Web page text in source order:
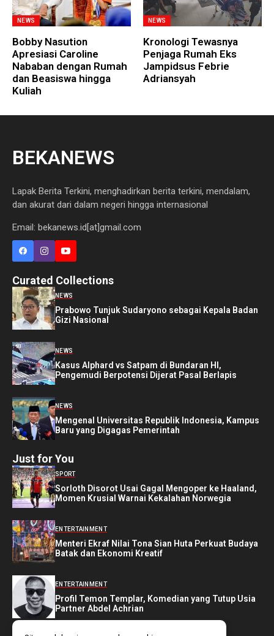
NEWS
Bobby Nasution
Apresiasi Caroline
Nababan dengan Rumah
dan Beasiswa hingga
Kuliah
NEWS
Kronologi Tewasnya
Penjaga Rumah Eks
Jampidsus Febrie
Adriansyah
BEKANEWS
Lapak Berita Terkini, menghadirkan berita terkini, mendalam,
dan akurat dari dalam negeri hingga internasional
Email: bekanews.id[at]gmail.com
Curated Collections
NEWS
Prabowo Tunjuk Sudaryono sebagai Kepala Badan
Gizi Nasional
NEWS
Kasus Alphard vs Satpam di Bundaran HI,
Pengemudi Berpotensi Dijerat Pasal Berlapis
NEWS
Mengenal Universitas Republik Indonesia, Kampus
Baru yang Digagas Pemerintah
Just for You
SPORT
Sorloth Disorot Usai Gagal Mengoper ke Haaland,
Momen Krusial Warnai Kekalahan Norwegia
ENTERTAINMENT
Menteri Ekraf Nilai Tona Sian Huta Perkuat Budaya
Batak dan Ekonomi Kreatif
ENTERTAINMENT
Profil Temon Templar, Komedian yang Tutup Usia
Partner Abdel Achrian